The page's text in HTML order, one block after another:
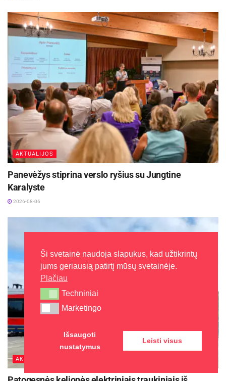
AKTUALIJOS
Panevėžys stiprina verslo ryšius su Jungtine
Karalyste
2026-08-06
AKTUALIJOS
Ši svetainė naudoja slapukus, kad užtikrintų
jums geriausią patirtį mūsų svetainėje.
Plačiau
Techniniai
Techniniai
Marketingo
Marketingo
Išsaugoti
nustatymus
Leisti visus